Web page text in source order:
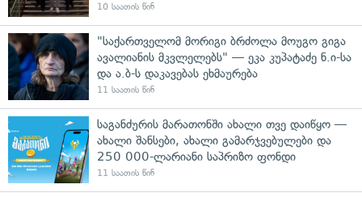
10 საათის წინ
"საქართველომ მორიგი ბრძოლა მოუგო გიგა
ავალიანის მკვლელებს" — ეკა კუპატაძე ნ.ი-სა
და ა.ბ-ს დაკავებას ეხმაურება
11 საათის წინ
საგანძურის მარათონში ახალი თვე დაიწყო —
ახალი შანსები, ახალი გამარჯვებულები და
250 000-ლარიანი საპრიზო ფონდი
11 საათის წინ